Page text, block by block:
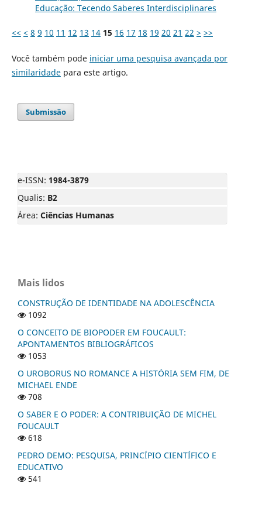
Educação: Tecendo Saberes Interdisciplinares
<< < 8 9 10 11 12 13 14 15 16 17 18 19 20 21 22 > >>
Você também pode iniciar uma pesquisa avançada por
similaridadepara este artigo.
Submissão
e-ISSN: 1984-3879
Qualis: B2
Área: Ciências Humanas
Mais lidos
CONSTRUÇÃO DE IDENTIDADE NA ADOLESCÊNCIA
1092
O CONCEITO DE BIOPODER EM FOUCAULT:
APONTAMENTOS BIBLIOGRÁFICOS
1053
O UROBORUS NO ROMANCE A HISTÓRIA SEM FIM, DE
MICHAEL ENDE
708
O SABER E O PODER: A CONTRIBUIÇÃO DE MICHEL
FOUCAULT
618
PEDRO DEMO: PESQUISA, PRINCÍPIO CIENTÍFICO E
EDUCATIVO
541